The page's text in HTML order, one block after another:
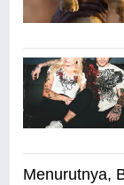
Menurutnya,